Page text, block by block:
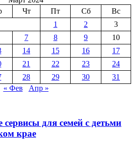
Чт Пт Сб
Вс
1
2
3
7 8 9
10
14 15 16
17
21 22 23
24
28 29 30
31
« Фев
Апр »
для семей с детьми
крае